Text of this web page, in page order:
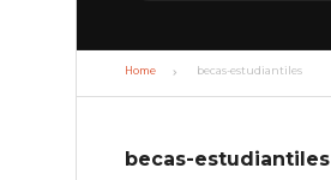
Home becas-estudiantiles
becas-estudiantiles